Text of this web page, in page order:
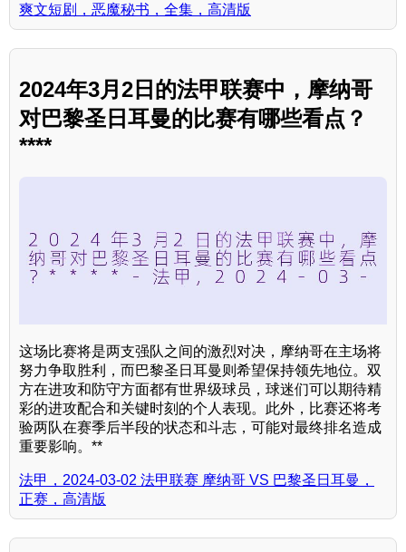
爽文短剧，恶魔秘书，全集，高清版
2024年3月2日的法甲联赛中，摩纳哥
对巴黎圣日耳曼的比赛有哪些看点？
****
这场比赛将是两支强队之间的激烈对决，摩纳哥在主场将
努力争取胜利，而巴黎圣日耳曼则希望保持领先地位。双
方在进攻和防守方面都有世界级球员，球迷们可以期待精
彩的进攻配合和关键时刻的个人表现。此外，比赛还将考
验两队在赛季后半段的状态和斗志，可能对最终排名造成
重要影响。**
法甲，2024-03-02 法甲联赛 摩纳哥 VS 巴黎圣日耳曼，
正赛，高清版